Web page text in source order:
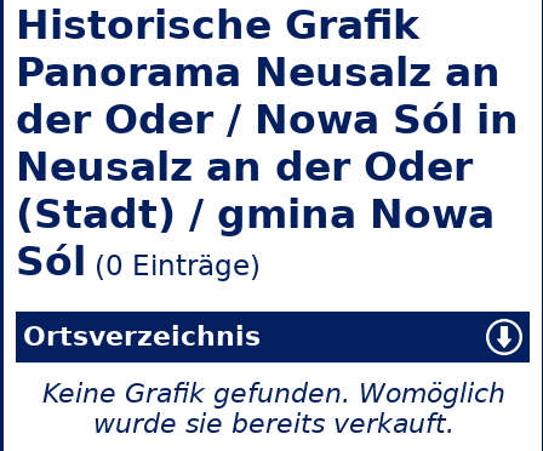
Historische Grafik
Panorama Neusalz an
der Oder / Nowa Sól in
Neusalz an der Oder
(Stadt) / gmina Nowa
Sól (0 Einträge)
Ortsverzeichnis
Keine Grafik gefunden. Womöglich
wurde sie bereits verkauft.